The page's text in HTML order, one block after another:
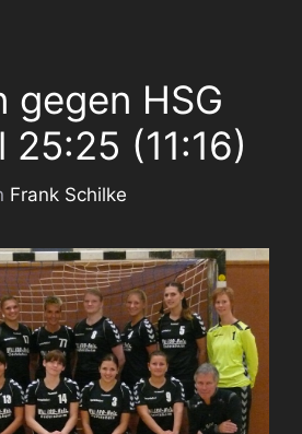
gegen HSG
(11:16)
Frank Schilke